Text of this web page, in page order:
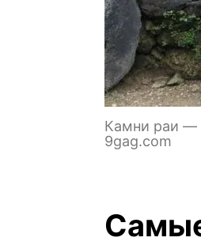
Камни раи —
9gag.com